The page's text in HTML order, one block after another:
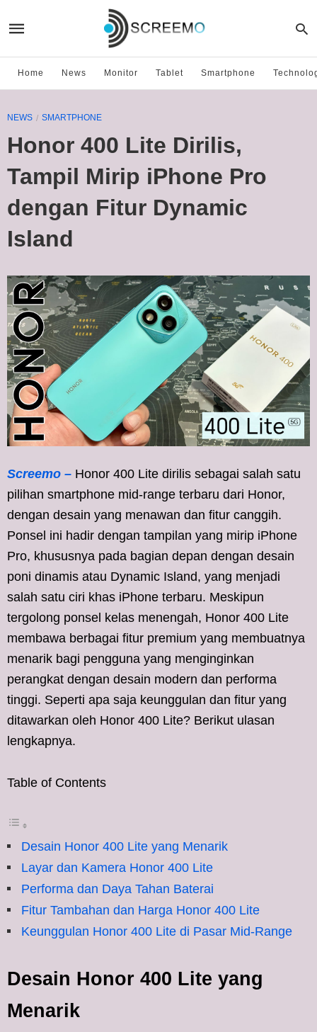
Home News Monitor Tablet Smartphone
NEWS SMARTPHONE
Honor 400 Lite Dirilis,
Tampil Mirip iPhone Pro
dengan Fitur Dynamic
Island
Screemo – Honor 400 Lite dirilis sebagai salah satu
pilihan smartphone mid-range terbaru dari Honor,
dengan desain yang menawan dan fitur canggih.
Ponsel ini hadir dengan tampilan yang mirip iPhone
Pro, khususnya pada bagian depan dengan desain
poni dinamis atau Dynamic Island, yang menjadi
salah satu ciri khas iPhone terbaru. Meskipun
tergolong ponsel kelas menengah, Honor 400 Lite
membawa berbagai fitur premium yang membuatnya
menarik bagi pengguna yang menginginkan
perangkat dengan desain modern dan performa
tinggi. Seperti apa saja keunggulan dan fitur yang
ditawarkan oleh Honor 400 Lite? Berikut ulasan
lengkapnya.
Table of Contents
Desain Honor 400 Lite yang Menarik
Layar dan Kamera Honor 400 Lite
Performa dan Daya Tahan Baterai
Fitur Tambahan dan Harga Honor 400 Lite
Keunggulan Honor 400 Lite di Pasar Mid-Range
Desain Honor 400 Lite yang
Menarik